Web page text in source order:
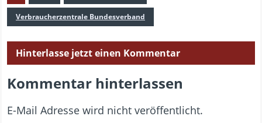
Verbraucherzentrale Bundesverband
Hinterlasse jetzt einen Kommentar
Kommentar hinterlassen
E-Mail Adresse wird nicht veröffentlicht.